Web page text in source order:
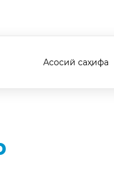
Асосий саҳифа